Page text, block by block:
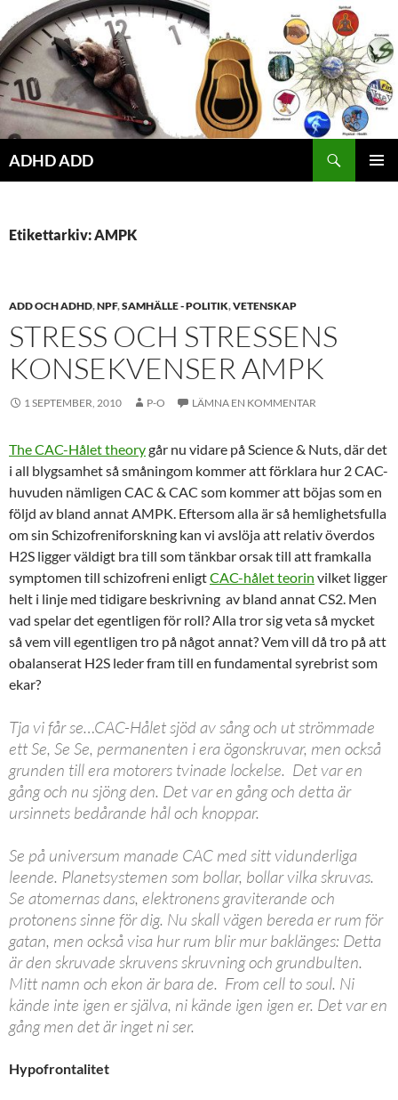
Hoppa
till
innehåll
ADHD ADD
Etikettarkiv: AMPK
ADD OCH ADHD,NPF,SAMHÄLLE - POLITIK,VETENSKAP
STRESS OCH STRESSENS
KONSEKVENSER AMPK
1 SEPTEMBER, 2010 P-O LÄMNA EN KOMMENTAR
The CAC-Hålet theorygår nu vidare på Science & Nuts, där det
i all blygsamhet så småningom kommer att förklara hur 2 CAC-
huvuden nämligen CAC & CAC som kommer att böjas som en
följd av bland annat AMPK. Eftersom alla är så hemlighetsfulla
om sin Schizofreniforskning kan vi avslöja att relativ överdos
H2S ligger väldigt bra till som tänkbar orsak till att framkalla
symptomen till schizofreni enligtCAC-hålet teorin vilket ligger
helt i linje med tidigare beskrivning av bland annat CS2. Men
vad spelar det egentligen för roll? Alla tror sig veta så mycket
så vem vill egentligen tro på något annat? Vem vill då tro på att
obalanserat H2S leder fram till en fundamental syrebrist som
ekar?
Tja vi får se…CAC-Hålet sjöd av sång och ut strömmade
ett Se, Se Se, permanenten i era ögonskruvar, men också
grunden till era motorers tvinade lockelse. Det var en
gång och nu sjöng den. Det var en gång och detta är
ursinnets bedårande hål och knoppar.
Se på universum manade CAC med sitt vidunderliga
leende. Planetsystemen som bollar, bollar vilka skruvas.
Se atomernas dans, elektronens graviterande och
protonens sinne för dig. Nu skall vägen bereda er rum för
gatan, men också visa hur rum blir mur baklänges: Detta
är den skruvade skruvens skruvning och grundbulten.
Mitt namn och ekon är bara de. From cell to soul. Ni
kände inte igen er själva, ni kände igen igen er. Det var en
gång men det är inget ni ser.
Hypofrontalitet